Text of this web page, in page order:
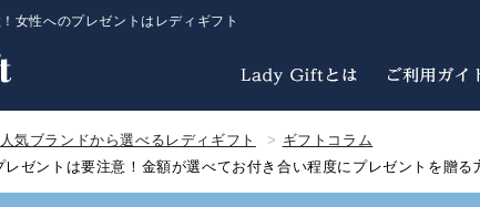
女性へのプレゼントはレディギフト
気ブランドから選べるレディギフト
ギフトコラム
レゼントは要注意！金額が選べてお付き合い程度にプレゼントを贈る